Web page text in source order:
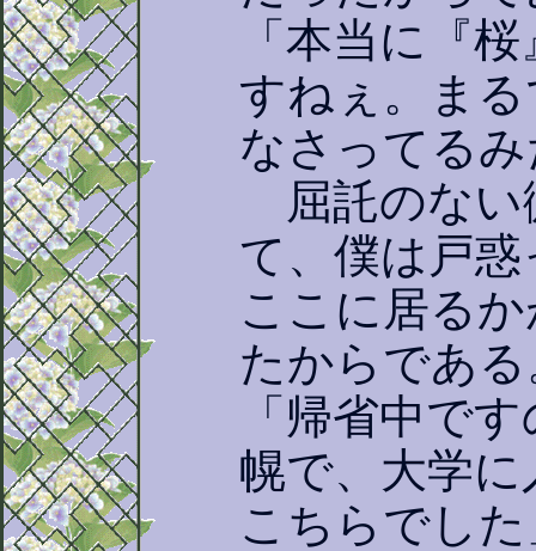
「本当に『
すねぇ。ま
なさってる
屈託のない
て、僕は戸
ここに居る
たからであ
「帰省中で
幌で、大学
こちらでし